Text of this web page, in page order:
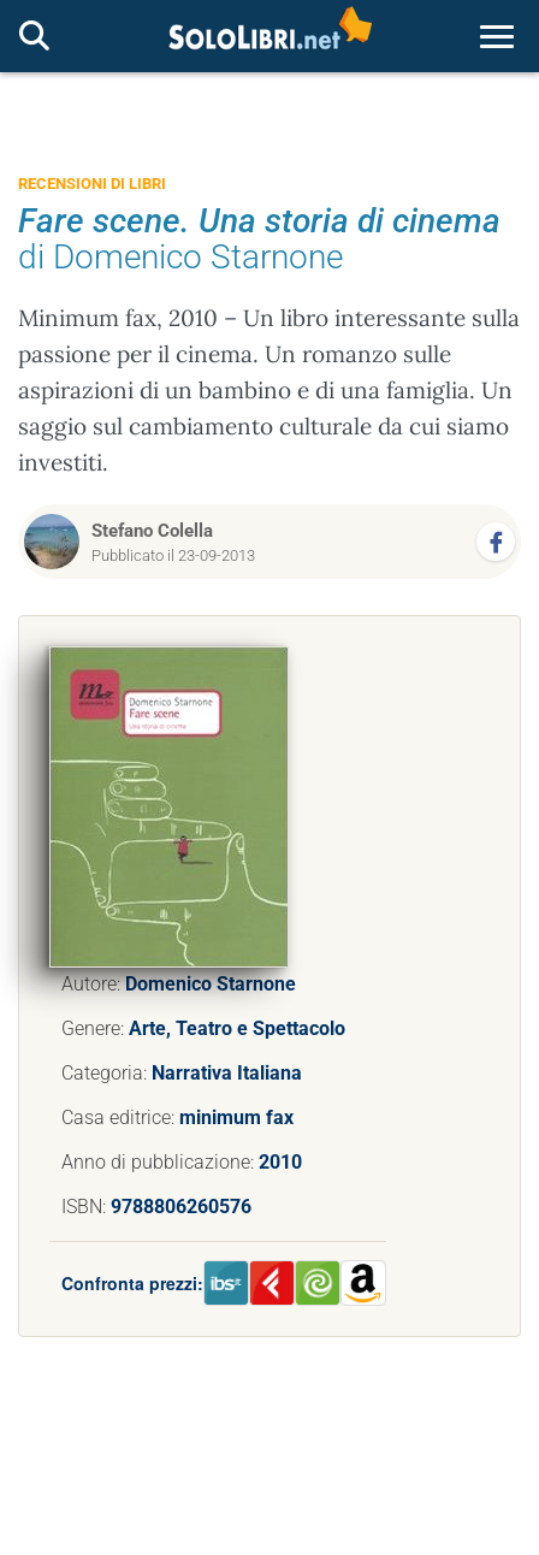
RECENSIONI DI LIBRI
Fare scene. Una storia di cinema
di Domenico Starnone
Minimum fax, 2010 – Un libro interessante sulla
passione per il cinema. Un romanzo sulle
aspirazioni di un bambino e di una famiglia. Un
saggio sul cambiamento culturale da cui siamo
investiti.
Stefano Colella
Pubblicato il 23-09-2013
Autore:Domenico Starnone
Genere: Arte, Teatro e Spettacolo
Categoria: Narrativa Italiana
Casa editrice: minimum fax
Anno di pubblicazione: 2010
ISBN: 9788806260576
Confronta prezzi: